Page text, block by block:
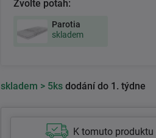
Zvolte potah:
Parotia
skladem
skladem > 5ksdodání do 1. týdne
K tomuto